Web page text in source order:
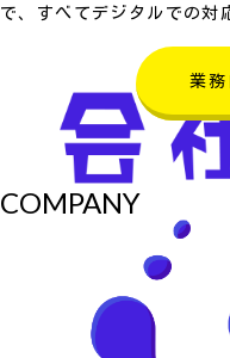
で、すべてデジタルでの対
業
COMPANY